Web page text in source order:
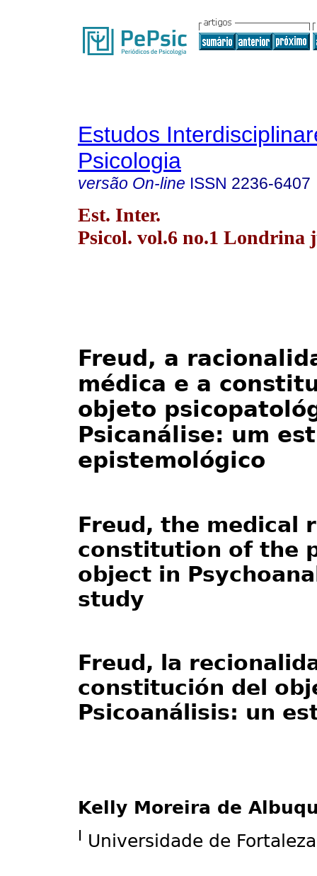
Estudos
Psicologia
versão On-line ISSN 2236-6407
Est. Inter.
Psicol. vol.6 no.1 Londrina
Freud, a
médica e a
objeto
Psicanálise: um
epistemológico
Freud, the medical
constitution of the
object in
study
Freud, la
constitución del
Psicoanálisis: un
Kelly Moreira de
I Universidade de Fortaleza